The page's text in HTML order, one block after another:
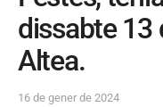
dissabte 13
Altea.
16 de gener de 2024